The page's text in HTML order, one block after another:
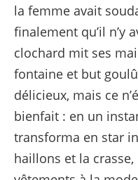
la femme avait
finalement qu’il n’y
clochard mit ses
fontaine et but
délicieux, mais ce
bienfait : en un
transforma en star
haillons et la